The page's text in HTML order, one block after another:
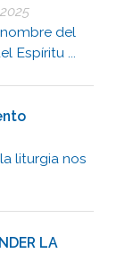
nombre del
Espíritu ...
liturgia nos
LA